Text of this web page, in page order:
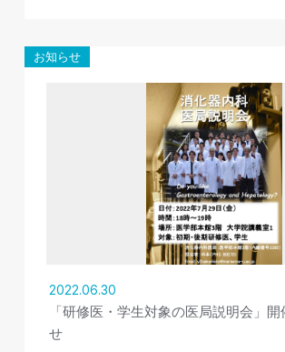
お知らせ
2022.06.30
「研修医・学生対象の医局説明会」開
せ